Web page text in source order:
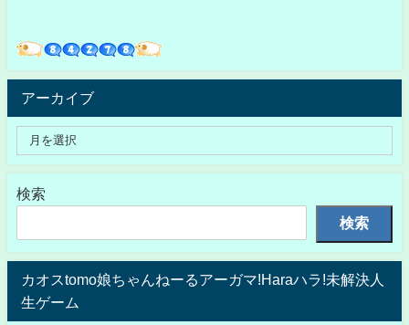
アーカイブ
検索
検索
カオスtomo娘ちゃんねーるアーガマ!Haraハラ!未解決人
生ゲーム